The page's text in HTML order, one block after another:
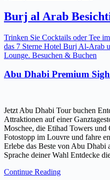
Burj al Arab
Trinken Sie Cocktails oder Tee
das 7 Sterne Hotel Burj Al-Arab
Lounge. Besuchen & Buchen
Abu Dhabi Premium
Jetzt Abu Dhabi Tour buchen
Attraktionen auf einer
Moschee, die Etihad Towers und
Fotostopp im Louvre und fahre
Erlebe das Beste von Abu Dhabi
Sprache deiner Wahl Entdecke
Continue Reading